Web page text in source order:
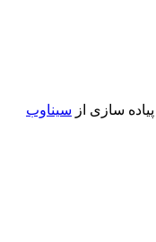
سازی از سیناوب